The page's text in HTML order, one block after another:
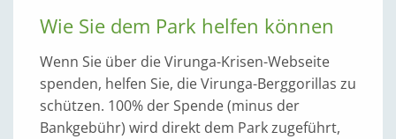
Wie Sie dem Park helfen können
Wenn Sie über die Virunga-Krisen-Webseite
spenden, helfen Sie, die Virunga-Berggorillas zu
schützen. 100% der Spende (minus der
Bankgebühr) wird direkt dem Park zugeführt,